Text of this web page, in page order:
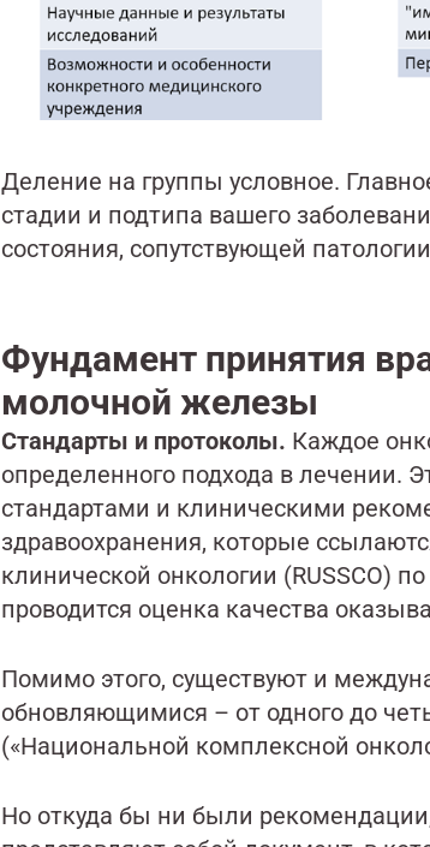
Деление на группы условное.
стадии и подтипа вашего
состояния, сопутствующей
Фундамент принятия
молочной железы
Стандарты и протоколы. Каждое
определенного подхода в лечении.
стандартами и клиническими
здравоохранения, которые
клинической онкологии (RUSSCO)
проводится оценка качества
Помимо этого, существуют и
обновляющимися – от одного до
(«Национальной комплексной
Но откуда бы ни были